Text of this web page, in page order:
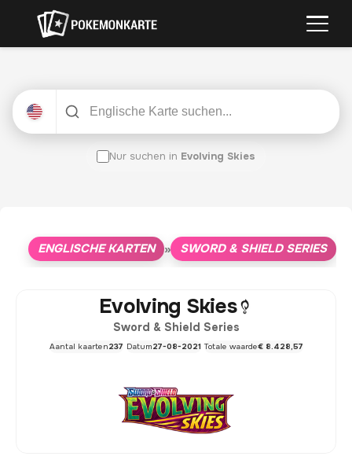
Nur suchen in Evolving Skies
ENGLISCHE KARTEN » SWORD & SHIELD SERIES
Evolving Skies
Sword & Shield Series
Aantal kaarten237 Datum27-08-2021 Totale waarde€ 8.428,57